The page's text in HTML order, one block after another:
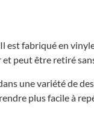
est fabriqué en
peut être retiré
une variété de
plus facile à